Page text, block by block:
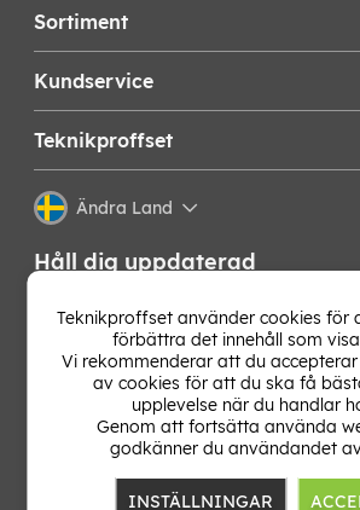
Sortiment
Kundservice
Teknikproffset
Ändra Land
Håll dig uppdaterad
Få de senaste nyheterna, hetaste
bästa tipsen från oss direkt i din
vårt nyhetsbrev!
Teknikproffset använder cookies för
förbättra det innehåll som
Vi rekommenderar att du
av cookies för att du ska få
upplevelse när du handlar
Genom att fortsätta använda
godkänner du användandet
INSTÄLLNINGAR